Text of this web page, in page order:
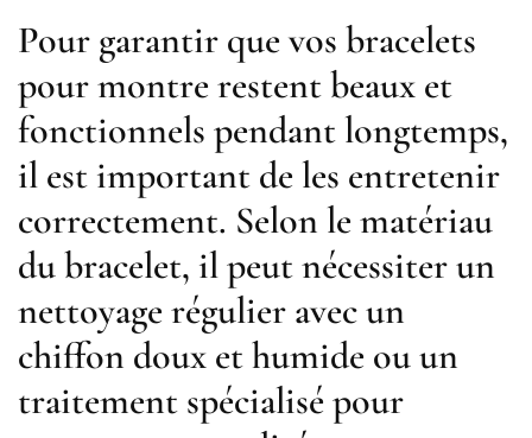
Pour garantir que vos bracelets
pour montre restent beaux et
fonctionnels pendant longtemps,
il est important de les entretenir
correctement. Selon le matériau
du bracelet, il peut nécessiter un
nettoyage régulier avec un
chiffon doux et humide ou un
traitement spécialisé pour